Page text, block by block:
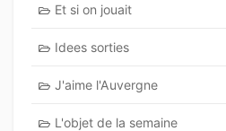
Et si on jouait
Idees sorties
J'aime l'Auvergne
L'objet de la semaine